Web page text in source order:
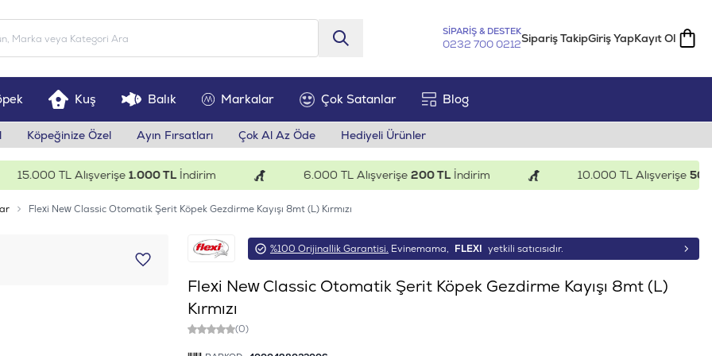
SİPARİŞ & DESTEK
0232 700 0212Sipariş TakipGiriş YapKayıt Ol
Kuş Balık Markalar Çok Satanlar Blog
Köpeğinize Özel Ayın Fırsatları Çok Al Az Öde Hediyeli Ürünler
TL Alışverişe1.000 TLİndirim 6.000 TL Alışverişe200 TLİndirim 10.000 TL Alışverişe500 TL
Flexi New Classic Otomatik Şerit Köpek Gezdirme Kayışı 8mt (L) Kırmızı
%100 Orijinallik Garantisi. Evinemama, FLEXI yetkili satıcısıdır.
Flexi New Classic Otomatik Şerit Köpek Gezdirme Kayışı 8mt (L)
Kırmızı
(0)